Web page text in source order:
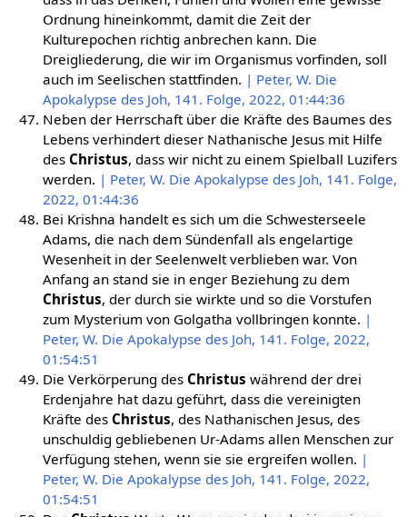
Ordnung hineinkommt, damit die Zeit der
Kulturepochen richtig anbrechen kann. Die
Dreigliederung, die wir im Organismus vorfinden, soll
auch im Seelischen stattfinden. | Peter, W. Die
Apokalypse des Joh, 141. Folge, 2022, 01:44:36
Neben der Herrschaft über die Kräfte des Baumes des
Lebens verhindert dieser Nathanische Jesus mit Hilfe
des Christus, dass wir nicht zu einem Spielball Luzifers
werden. | Peter, W. Die Apokalypse des Joh, 141. Folge,
2022, 01:44:36
Bei Krishna handelt es sich um die Schwesterseele
Adams, die nach dem Sündenfall als engelartige
Wesenheit in der Seelenwelt verblieben war. Von
Anfang an stand sie in enger Beziehung zu dem
Christus, der durch sie wirkte und so die Vorstufen
zum Mysterium von Golgatha vollbringen konnte. |
Peter, W. Die Apokalypse des Joh, 141. Folge, 2022,
01:54:51
Die Verkörperung des Christus während der drei
Erdenjahre hat dazu geführt, dass die vereinigten
Kräfte des Christus, des Nathanischen Jesus, des
unschuldig gebliebenen Ur-Adams allen Menschen zur
Verfügung stehen, wenn sie sie ergreifen wollen. |
Peter, W. Die Apokalypse des Joh, 141. Folge, 2022,
01:54:51